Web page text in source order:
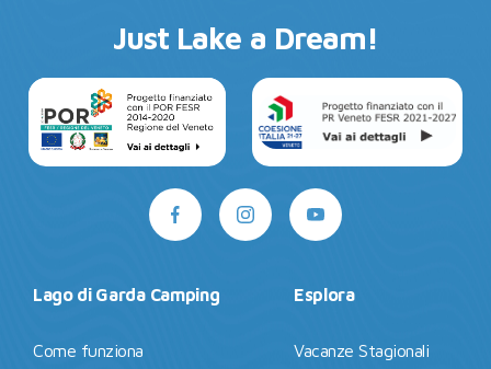
Just Lake a Dream!
Lago di Garda Camping
Come funziona
Esplora
Vacanze Stagionali